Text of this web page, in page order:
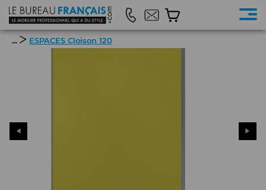
... ESPACES Cloison 120